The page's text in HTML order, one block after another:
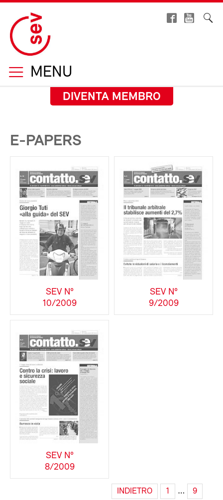
MENU
DIVENTA MEMBRO
E-PAPERS
SEV N°
10/2009
SEV N°
9/2009
SEV N°
8/2009
INDIETRO 1 … 9